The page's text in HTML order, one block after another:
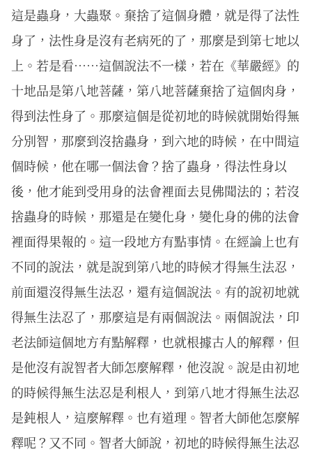
這是蟲身，大蟲聚。棄捨了這個身體，就是得了法性
身了，法性身是沒有老病死的了，那麼是到第七地以
上。若是看……這個說法不一樣，若在《華嚴經》的
十地品是第八地菩薩，第八地菩薩棄捨了這個肉身，
得到法性身了。那麼這個是從初地的時候就開始得無
分別智，那麼到沒捨蟲身，到六地的時候，在中間這
個時候，他在哪一個法會？捨了蟲身，得法性身以
後，他才能到受用身的法會裡面去見佛聞法的；若沒
捨蟲身的時候，那還是在變化身，變化身的佛的法會
裡面得果報的。這一段地方有點事情。在經論上也有
不同的說法，就是說到第八地的時候才得無生法忍，
前面還沒得無生法忍，還有這個說法。有的說初地就
得無生法忍了，那麼這是有兩個說法。兩個說法，印
老法師這個地方有點解釋，也就根據古人的解釋，但
是他沒有說智者大師怎麼解釋，他沒說。說是由初地
的時候得無生法忍是利根人，到第八地才得無生法忍
是鈍根人，這麼解釋。也有道理。智者大師他怎麼解
釋呢？又不同。智者大師說，初地的時候得無生法忍